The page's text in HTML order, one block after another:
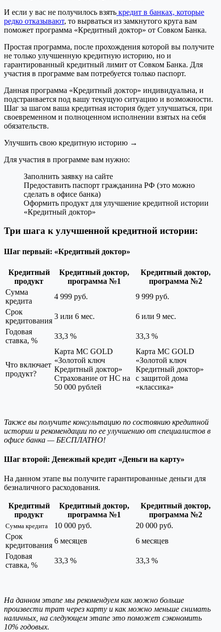
И если у вас не получилось взять кредит в банках, которые
редко отказывают, то вырваться из замкнутого круга вам
поможет программа «Кредитный доктор» от Совком Банка.
Простая программа, после прохождения которой вы получите
не только улучшенную кредитную историю, но и
гарантированный кредитный лимит от Совком Банка. Для
участия в программе вам потребуется только паспорт.
Данная программа «Кредитный доктор» индивидуальна, и
подстраивается под вашу текущую ситуацию и возможности.
Шаг за шагом ваша кредитная история будет улучшаться, при
своевременном и полноценном исполнении взятых на себя
обязательств.
Улучшить свою кредитную историю →
Для участия в программе вам нужно:
Заполнить заявку на сайте
Предоставить паспорт гражданина РФ (это можно
сделать в офисе банка)
Оформить продукт для улучшение кредитной истории
«Кредитный доктор»
Три шага к улучшенной кредитной истории:
Шаг первый: «Кредитный доктор»
Кредитный
продукт
Кредитный доктор,
программа №1
Кредитный доктор,
программа №2
Сумма
кредита
4 999 руб.
9 999 руб.
Срок
кредитования
3 или 6 мес.
6 или 9 мес.
Годовая
ставка, %
33,3 % 33,3 %
Что включает
продукт?
Карта MC GOLD
«Золотой ключ
Кредитный доктор»
Страхование от НС на
50 000 рублей
Карта MC GOLD
«Золотой ключ
Кредитный доктор»
с защитой дома
«классика»
Также вы получите консультацию по состоянию кредитной
истории и рекомендации по ее улучшению от специалистов в
офисе банка — БЕСПЛАТНО!
Шаг второй: Денежный кредит «Деньги на карту»
На данном этапе вы получите гарантированные деньги для
безналичного расходования.
Кредитный
продукт
Кредитный доктор,
программа №1
Кредитный доктор,
программа №2
Сумма кредита 10 000 руб.
20 000 руб.
Срок
кредитования
6 месяцев
6 месяцев
Годовая
ставка, %
33,3 % 33,3 %
На данном этапе мы рекомендуем как можно больше
произвести трат через карту и как можно меньше снимать
наличных, на следующем этапе это поможет сэкономить
10% годовых.